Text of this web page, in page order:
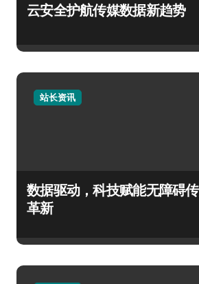
云安全护航传媒数据新趋势
站长资讯
数据驱动，科技赋能无障碍
革新